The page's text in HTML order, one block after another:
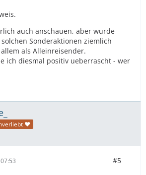
auch anschauen, aber wurde
Sonderaktionen ziemlich
als Alleinreisender.
ich diesmal positiv ueberrascht - wer
♥
#5